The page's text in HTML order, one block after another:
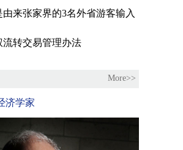
来张家界的3名外省游客输入
流转交易管理办法
More>>
济学家